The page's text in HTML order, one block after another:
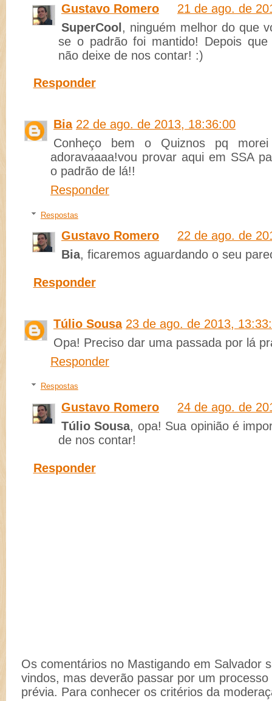
Gustavo Romero
21 de ago. de
SuperCool, ninguém melhor do que
se o padrão foi mantido! Depois
não deixe de nos contar! :)
Responder
Bia 22 de ago. de 2013, 18:36:00
Conheço bem o Quiznos pq morei
adoravaaaa!vou provar aqui em SSA
o padrão de lá!!
Responder
Respostas
Gustavo Romero
22 de ago. de
Bia, ficaremos aguardando o seu
Responder
Túlio Sousa 23 de ago. de 2013,
Opa! Preciso dar uma passada por lá
Responder
Respostas
Gustavo Romero
24 de ago. de
Túlio Sousa, opa! Sua opinião é
de nos contar!
Responder
Os comentários no Mastigando em Salvador
vindos, mas deverão passar por um
prévia. Para conhecer os critérios da